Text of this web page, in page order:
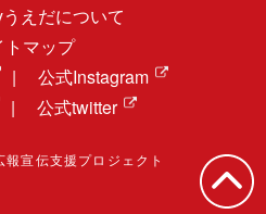
えだについて
トマップ
| 公式Instagram
| 公式twitter
宣伝支援プロジェクト